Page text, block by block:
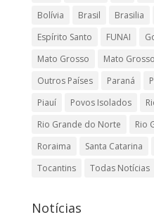
Bolívia
Brasil Brasilia
Espírito Santo
FUNAI
Mato Grosso
Mato
Outros Países
Paraná
Piauí
Povos Isolados
Rio Grande do Norte
Rio
Roraima
Santa Catarina
Tocantins
Todas Notícias
Notícias